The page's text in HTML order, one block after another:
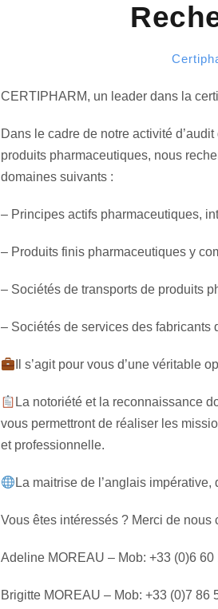
CERTIPHARM, un leader dans la
Dans le cadre de notre activité
produits pharmaceutiques, nous
domaines suivants :
– Principes actifs pharmaceutiques,
– Produits finis pharmaceutiques y
– Sociétés de transports de produits
– Sociétés de services des fabricants
Il s’agit pour vous d’une véritable
La notoriété et la reconnaissance
vous permettront de réaliser les
et professionnelle.
La maitrise de l’anglais
Vous êtes intéressés ? Merci de nous
Adeline MOREAU – Mob: +33 (0)6 60
Brigitte MOREAU – Mob: +33 (0)7 86